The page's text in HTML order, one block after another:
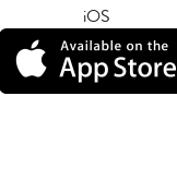
iOS